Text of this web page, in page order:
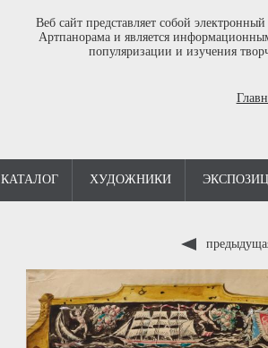
Веб сайт представляет собой
Артпанорама и является
популяризации и изучения
КАТАЛОГ ХУДОЖНИКИ